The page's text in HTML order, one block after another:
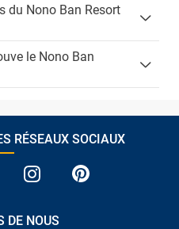
du Nono Ban Resort
le Nono Ban
RÉSEAUX SOCIAUX
DE NOUS